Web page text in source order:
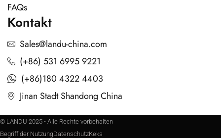
FAQs
Kontakt
Sales@landu-china.com
(+86) 531 6995 9221
(+86)180 4322 4403
Jinan Stadt Shandong China
© LANDU 2025 - Alle Rechte vorbehalten
Begriff der NutzungDatenschutzKeks